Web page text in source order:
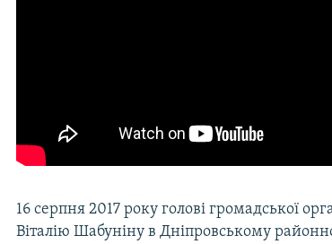
16 серпня 2017 року голові громадської
Віталію Шабуніну в Дніпровському